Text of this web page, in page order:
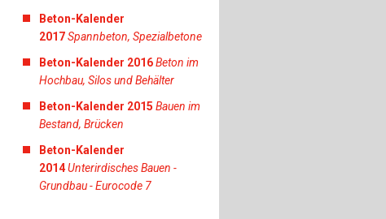
Beton-Kalender
2017Spannbeton, Spezialbetone
Beton-Kalender 2016Beton im
Hochbau, Silos und Behälter
Beton-Kalender 2015Bauen im
Bestand, Brücken
Beton-Kalender
2014Unterirdisches Bauen -
Grundbau - Eurocode 7